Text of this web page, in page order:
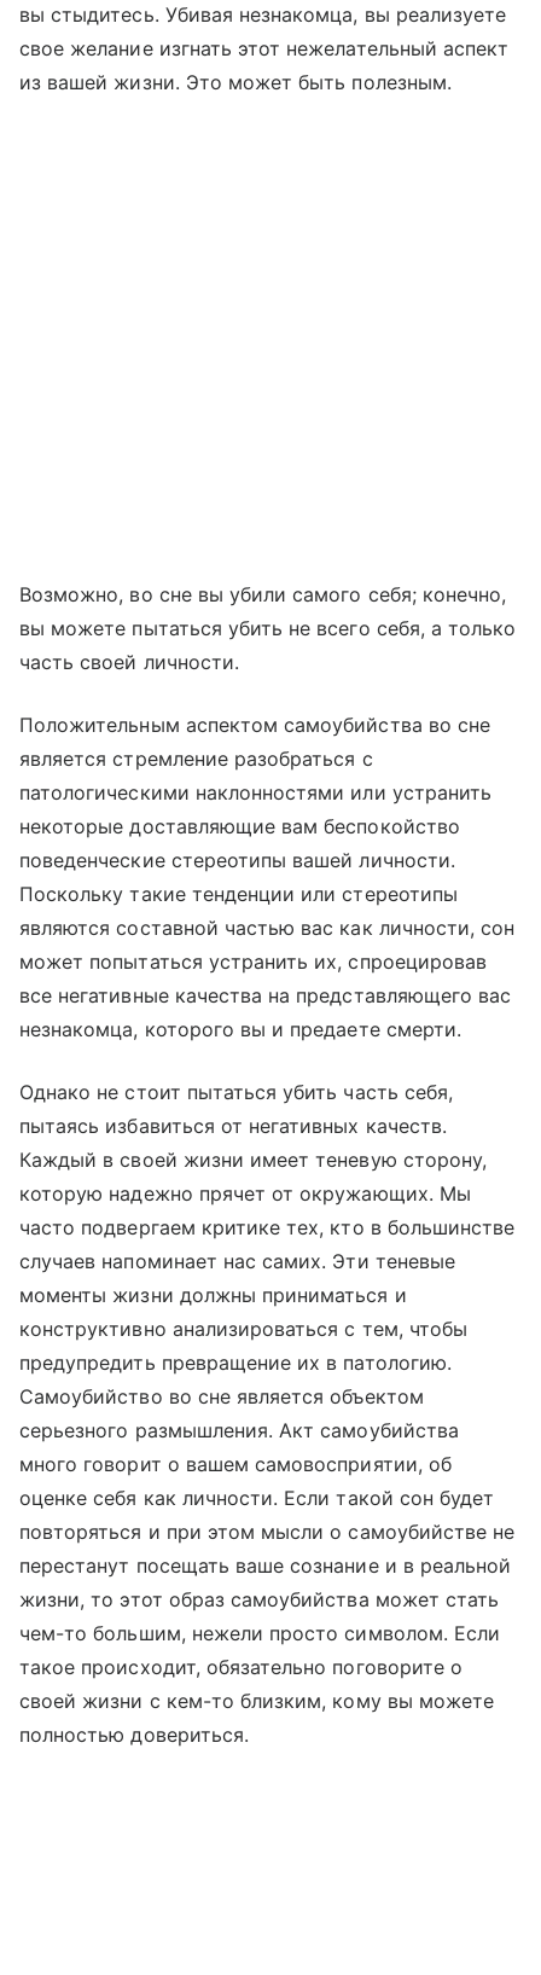
вы стыдитесь. Убивая незнакомца, вы реализуете
свое желание изгнать этот нежелательный аспект
из вашей жизни. Это может быть полезным.
Возможно, во сне вы убили самого себя; конечно,
вы можете пытаться убить не всего себя, а только
часть своей личности.
Положительным аспектом самоубийства во сне
является стремление разобраться с
патологическими наклонностями или устранить
некоторые доставляющие вам беспокойство
поведенческие стереотипы вашей личности.
Поскольку такие тенденции или стереотипы
являются составной частью вас как личности, сон
может попытаться устранить их, спроецировав
все негативные качества на представляющего вас
незнакомца, которого вы и предаете смерти.
Однако не стоит пытаться убить часть себя,
пытаясь избавиться от негативных качеств.
Каждый в своей жизни имеет теневую сторону,
которую надежно прячет от окружающих. Мы
часто подвергаем критике тех, кто в большинстве
случаев напоминает нас самих. Эти теневые
моменты жизни должны приниматься и
конструктивно анализироваться с тем, чтобы
предупредить превращение их в патологию.
Самоубийство во сне является объектом
серьезного размышления. Акт самоубийства
много говорит о вашем самовосприятии, об
оценке себя как личности. Если такой сон будет
повторяться и при этом мысли о самоубийстве не
перестанут посещать ваше сознание и в реальной
жизни, то этот образ самоубийства может стать
чем-то большим, нежели просто символом. Если
такое происходит, обязательно поговорите о
своей жизни с кем-то близким, кому вы можете
полностью довериться.